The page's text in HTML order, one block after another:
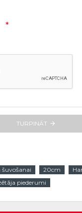
TURPINĀT
šuvošanai 20cm
piederumi